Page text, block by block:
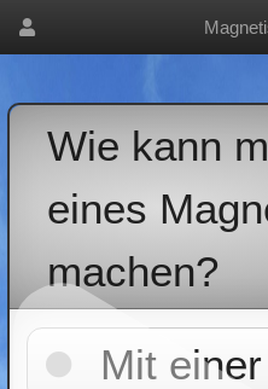
Wie kann
eines
machen?
Mit